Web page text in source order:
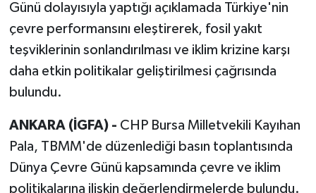
Günü dolayısıyla yaptığı açıklamada Türkiye'nin
çevre performansını eleştirerek, fosil yakıt
teşviklerinin sonlandırılması ve iklim krizine karşı
daha etkin politikalar geliştirilmesi çağrısında
bulundu.
ANKARA (İGFA) - CHP Bursa Milletvekili Kayıhan
Pala, TBMM'de düzenlediği basın toplantısında
Dünya Çevre Günü kapsamında çevre ve iklim
politikalarına ilişkin değerlendirmelerde bulundu.